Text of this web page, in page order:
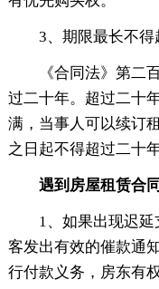
3、期限最长不得
《合同法》第二
过二十年。超过二十
满，当事人可以续订
之日起不得超过二十年
遇到房屋租赁合
1、如果出现迟
客发出有效的催款通
行付款义务，房东有